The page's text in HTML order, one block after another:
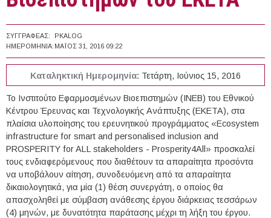
ΣΥΓΓΡΑΦΈΑΣ:
PKALOG
ΗΜΕΡΟΜΗΝΊΑ: ΜΆΙΟΣ 31, 2016 09:22
Καταληκτική Ημερομηνία: Τετάρτη, Ιούνιος 15, 2016
Το Ινστιτούτο Εφαρμοσμένων Βιοεπιστημών (ΙΝΕΒ) του Εθνικού
Κέντρου Έρευνας και Τεχνολογικής Ανάπτυξης (ΕΚΕΤΑ), στα
πλαίσια υλοποίησης του ερευνητικού προγράμματος «Ecosystem
infrastructure for smart and personalised inclusion and
PROSPERITY for ALL stakeholders - Prosperity4All» προσκαλεί
τους ενδιαφερόμενους που διαθέτουν τα απαραίτητα προσόντα
να υποβάλουν αίτηση, συνοδευόμενη από τα απαραίτητα
δικαιολογητικά, για μία (1) θέση συνεργάτη, ο οποίος θα
απασχοληθεί με σύμβαση ανάθεσης έργου διάρκειας τεσσάρων
(4) μηνών, με δυνατότητα παράτασης μέχρι τη λήξη του έργου.